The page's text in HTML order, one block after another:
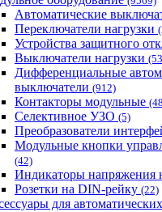
Альянс (Украина)
Автоматические
Переключатели нагрузки
Устройства защитного
Выключатели нагрузки
Дифференциальные
выключатели (912)
Контакторы модульные
Селективное УЗО (5)
Преобразователи
Модульные кнопки
(42)
Индикаторы напряжения
Розетки на DIN-рейку (22)
для